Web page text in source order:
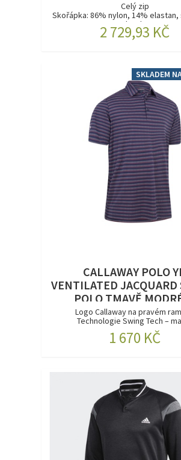
Celý zip
Skořápka: 86% nylon, 14% elastan,
vodoodpu...
2 729,93 KČ
SKLADEM
CALLAWAY POLO
VENTILATED JACQUARD
POLO TMAVĚ
Logo Callaway na pravém
Technologie Swing Tech –
1 670 KČ